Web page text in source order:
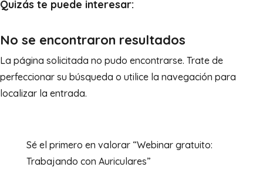
Quizás te puede interesar:
No se encontraron resultados
La página solicitada no pudo encontrarse. Trate de
perfeccionar su búsqueda o utilice la navegación para
localizar la entrada.
Sé el primero en valorar “Webinar gratuito:
Trabajando con Auriculares”